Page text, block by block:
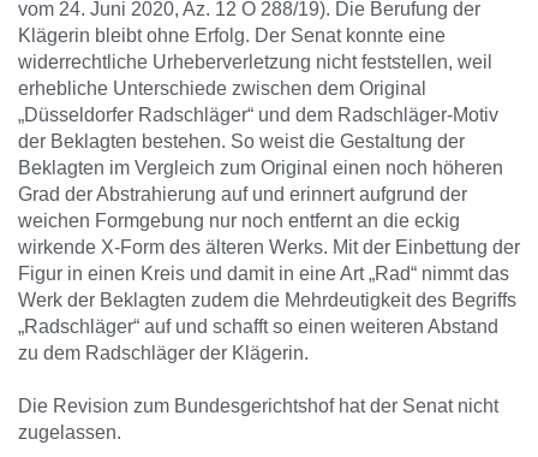
vom 24. Juni 2020, Az. 12 O 288/19). Die Berufung der
Klägerin bleibt ohne Erfolg. Der Senat konnte eine
widerrechtliche Urheberverletzung nicht feststellen, weil
erhebliche Unterschiede zwischen dem Original
„Düsseldorfer Radschläger“ und dem Radschläger-Motiv
der Beklagten bestehen. So weist die Gestaltung der
Beklagten im Vergleich zum Original einen noch höheren
Grad der Abstrahierung auf und erinnert aufgrund der
weichen Formgebung nur noch entfernt an die eckig
wirkende X-Form des älteren Werks. Mit der Einbettung der
Figur in einen Kreis und damit in eine Art „Rad“ nimmt das
Werk der Beklagten zudem die Mehrdeutigkeit des Begriffs
„Radschläger“ auf und schafft so einen weiteren Abstand
zu dem Radschläger der Klägerin.
Die Revision zum Bundesgerichtshof hat der Senat nicht
zugelassen.